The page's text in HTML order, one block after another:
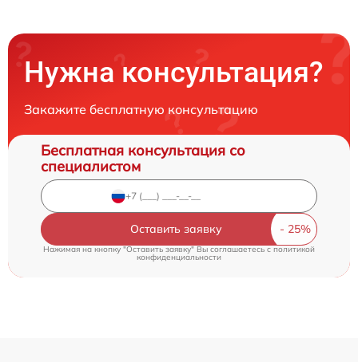
Нужна консультация?
Закажите бесплатную консультацию
Бесплатная консультация со
специалистом
Оставить заявку
Нажимая на кнопку "Оставить заявку" Вы соглашаетесь cполитикой
конфиденциальности